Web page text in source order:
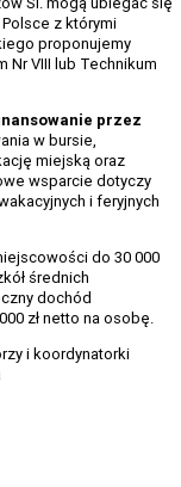
z którymi
proponujemy
Nr VIII lub Technikum
przez
w bursie,
miejską oraz
wsparcie dotyczy
i feryjnych
do 30 000
średnich
dochód
zł netto na osobę.
i koordynatorki